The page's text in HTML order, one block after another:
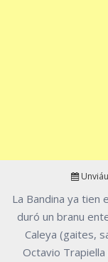
La Bandina ya tien
duró un branu
Caleya (gaites,
Octavio